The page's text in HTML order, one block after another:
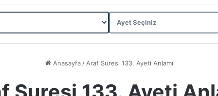
Anasayfa / Araf Suresi 133. Ayeti Anlamı